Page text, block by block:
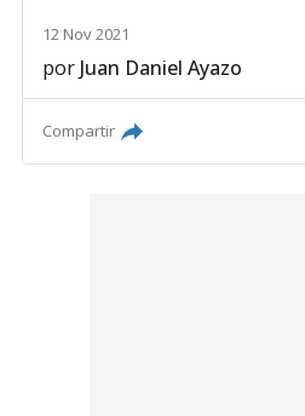
12 Nov 2021
por Juan Daniel Ayazo
Compartir